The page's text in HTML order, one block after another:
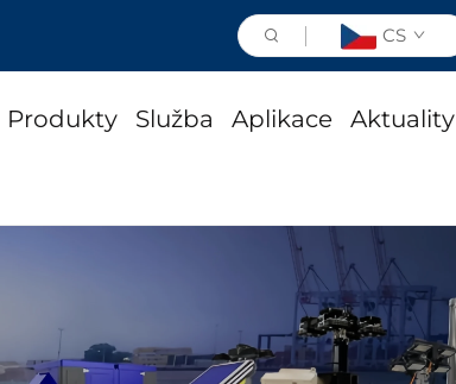
CS
Produkty Služba Aplikace Aktuality